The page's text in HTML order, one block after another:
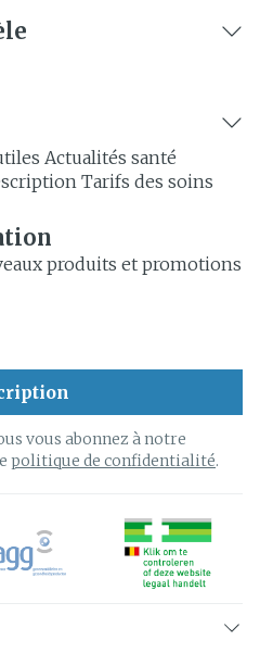
Actualités santé
Tarifs des soins
produits et promotions
vous abonnez à notre
politique de confidentialité.